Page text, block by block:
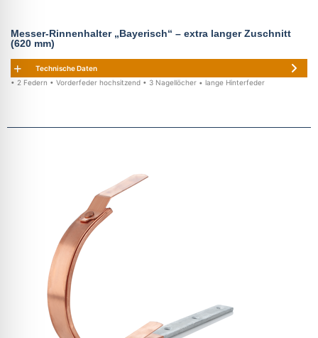
Messer-Rinnenhalter „Bayerisch“ – extra langer Zuschnitt
(620 mm)
Technische Daten
• 2 Federn • Vorderfeder hochsitzend • 3 Nagellöcher • lange Hinterfeder